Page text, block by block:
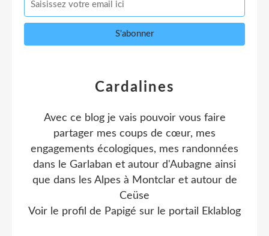
Cardalines
Avec ce blog je vais pouvoir vous faire
partager mes coups de cœur, mes
engagements écologiques, mes randonnées
dans le Garlaban et autour d'Aubagne ainsi
que dans les Alpes à Montclar et autour de
Ceüse
Voir le profil de Papigé sur le portail Eklablog